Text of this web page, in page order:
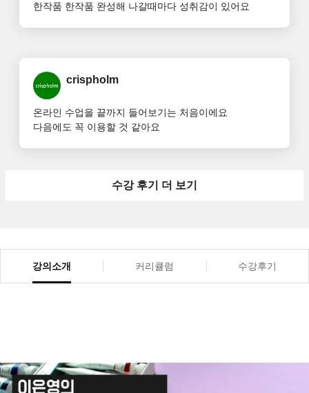
한작품 한작품 완성해 나갈때마다 성취감이 있어요
crispholm
온라인 수업을 끝까지 들어보기는 처음이에요
다음에도 꼭 이용할 것 같아요
수강 후기 더 보기
강의소개 커리큘럼 수강후기